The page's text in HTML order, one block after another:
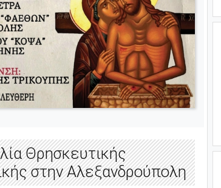
Θρησκευτικής
στην Αλεξανδρούπολη